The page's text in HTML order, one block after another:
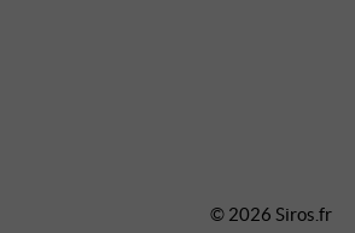
© 2026 Siros.fr